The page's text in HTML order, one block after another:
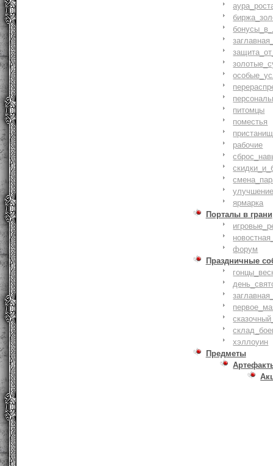
питомцы
поместья
рабочие
ярмарка
Порталы в грани
форум
Праздничные
хэллоуин
Предметы